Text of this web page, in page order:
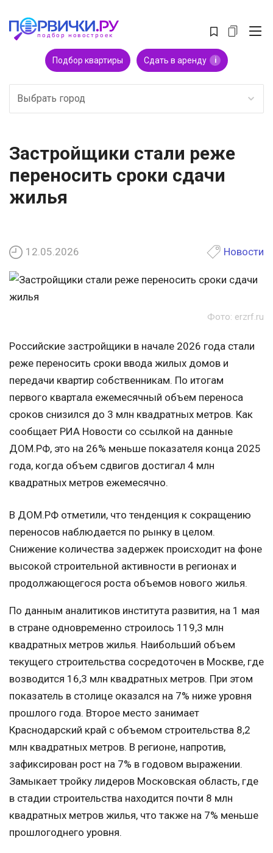
Подбор квартиры Сдать в аренду i
Выбрать город
Застройщики стали реже
переносить сроки сдачи
жилья
12.05.2026 Новости
Фото: erzrf.ru
Российские застройщики в начале 2026 года стали
реже переносить сроки ввода жилых домов и
передачи квартир собственникам. По итогам
первого квартала ежемесячный объем переноса
сроков снизился до 3 млн квадратных метров. Как
сообщает РИА Новости со ссылкой на данные
ДОМ.РФ, это на 26% меньше показателя конца 2025
года, когда объем сдвигов достигал 4 млн
квадратных метров ежемесячно.
В ДОМ.РФ отметили, что тенденция к сокращению
переносов наблюдается по рынку в целом.
Снижение количества задержек происходит на фоне
высокой строительной активности в регионах и
продолжающегося роста объемов нового жилья.
По данным аналитиков института развития, на 1 мая
в стране одновременно строилось 119,3 млн
квадратных метров жилья. Наибольший объем
текущего строительства сосредоточен в Москве, где
возводится 16,3 млн квадратных метров. При этом
показатель в столице оказался на 7% ниже уровня
прошлого года. Второе место занимает
Краснодарский край с объемом строительства 8,2
млн квадратных метров. В регионе, напротив,
зафиксирован рост на 7% в годовом выражении.
Замыкает тройку лидеров Московская область, где
в стадии строительства находится почти 8 млн
квадратных метров жилья, что также на 7% меньше
прошлогоднего уровня.